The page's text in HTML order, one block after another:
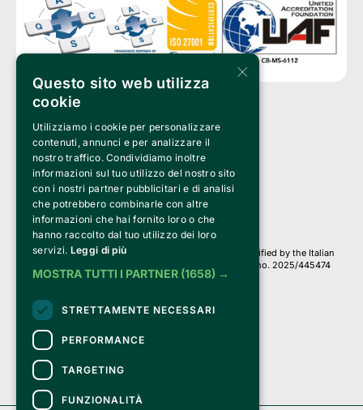
Clappit is a trademark of:
Bemils Srl
a Socio Unico
Via Fosse Ardeatine, 4 -20092 Cinisello Balsamo (MI)
PI 05589050961
Iscr. C.C.I.A.A. Milano R.E.A. 1833471
© 2010-2025 Bemils Srl - All rights reserved
Credits:
Clappit is based on the Belive 6.2 ticketing platform, certified by the Italian
Revenue Agency (Agenzia delle Entrate) under protocol no. 2025/445474
dated November 6, 2025.
On Clappit your purchases and your data
they are secure and protected by an SSL certificate
with 128-bit encryption.
×
Questo sito web utilizza
cookie
Utilizziamo i cookie per personalizzare
contenuti, annunci e per analizzare il
nostro traffico. Condividiamo inoltre
informazioni sul tuo utilizzo del nostro sito
con i nostri partner pubblicitari e di analisi
che potrebbero combinarle con altre
informazioni che hai fornito loro o che
hanno raccolto dal tuo utilizzo dei loro
servizi. Leggi di più
MOSTRA TUTTI I PARTNER (1658) →
STRETTAMENTE NECESSARI
PERFORMANCE
TARGETING
FUNZIONALITÀ